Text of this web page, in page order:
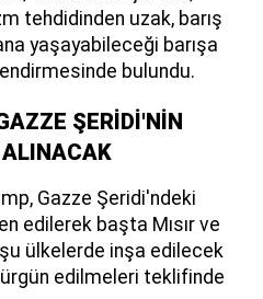
tehdidinden uzak, barış
yaşayabileceği barışa
bulundu.
ŞERİDİ'NİN
Gazze Şeridi'ndeki
edilerek başta Mısır ve
ülkelerde inşa edilecek
edilmeleri teklifinde